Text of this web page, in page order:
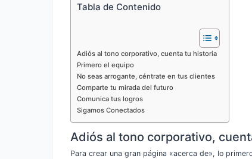
Tabla de Contenido
Adiós al tono corporativo, cuenta tu historia
Primero el equipo
No seas arrogante, céntrate en tus clientes
Comparte tu mirada del futuro
Comunica tus logros
Sigamos Conectados
Adiós al tono corporativo,
Para crear una gran página «acerca de», lo